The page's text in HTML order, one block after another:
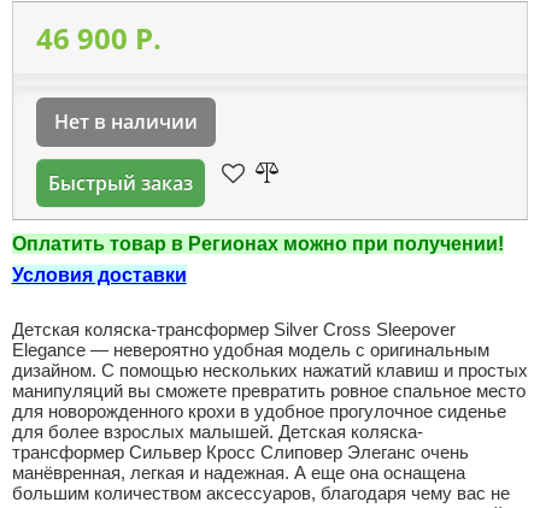
46 900 P.
Нет в наличии
Быстрый заказ
Оплатить товар в Регионах можно при получении!
Условия доставки
Детская коляска-трансформер Silver Cross Sleepover
Elegance — невероятно удобная модель с оригинальным
дизайном. С помощью нескольких нажатий клавиш и простых
манипуляций вы сможете превратить ровное спальное место
для новорожденного крохи в удобное прогулочное сиденье
для более взрослых малышей. Детская коляска-
трансформер Сильвер Кросс Слиповер Элеганс очень
манёвренная, легкая и надежная. А еще она оснащена
большим количеством аксессуаров, благодаря чему вас не